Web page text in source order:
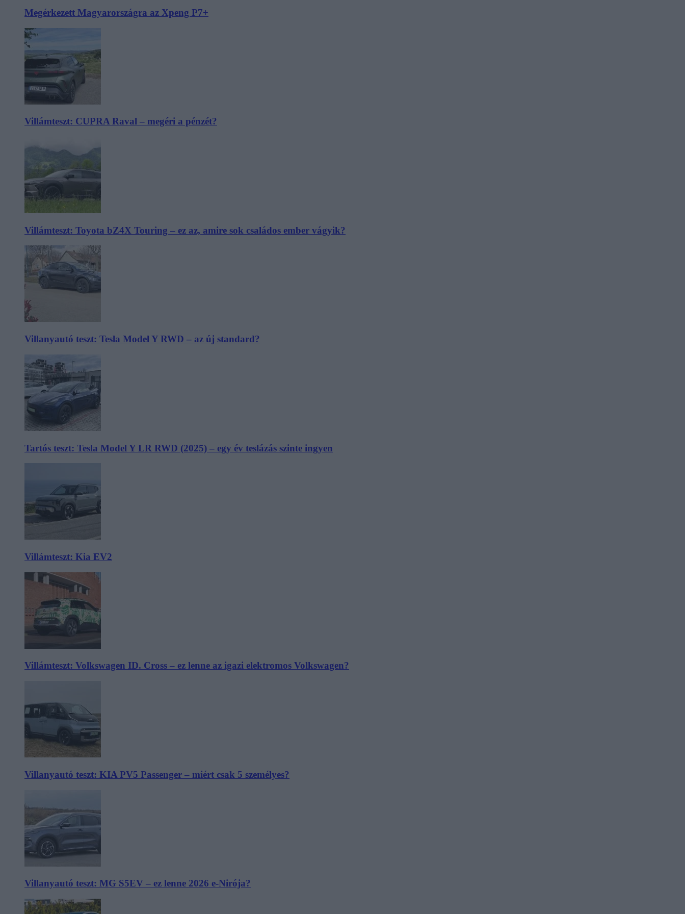
Megérkezett Magyarországra az Xpeng P7+
Villámteszt: CUPRA Raval – megéri a pénzét?
Villámteszt: Toyota bZ4X Touring – ez az, amire sok családos ember vágyik?
Villanyautó teszt: Tesla Model Y RWD – az új standard?
Tartós teszt: Tesla Model Y LR RWD (2025) – egy év teslázás szinte ingyen
Villámteszt: Kia EV2
Villámteszt: Volkswagen ID. Cross – ez lenne az igazi elektromos Volkswagen?
Villanyautó teszt: KIA PV5 Passenger – miért csak 5 személyes?
Villanyautó teszt: MG S5EV – ez lenne 2026 e-Nirója?